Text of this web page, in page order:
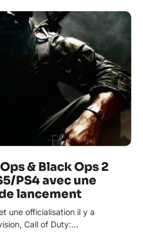
& Black Ops 2
PS4 avec une
lancement
une officialisation il y a
Call of Duty:…